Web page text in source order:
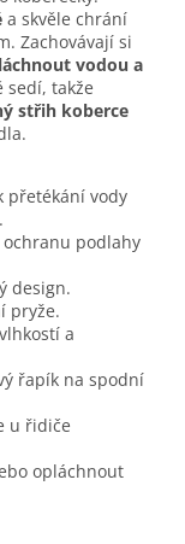
a skvěle chrání
Zachovávají si
vodou a
sedí, takže
střih koberce
přetékání vody
podlahy
design.
pryže.
a
řapík na spodní
u řidiče
opláchnout